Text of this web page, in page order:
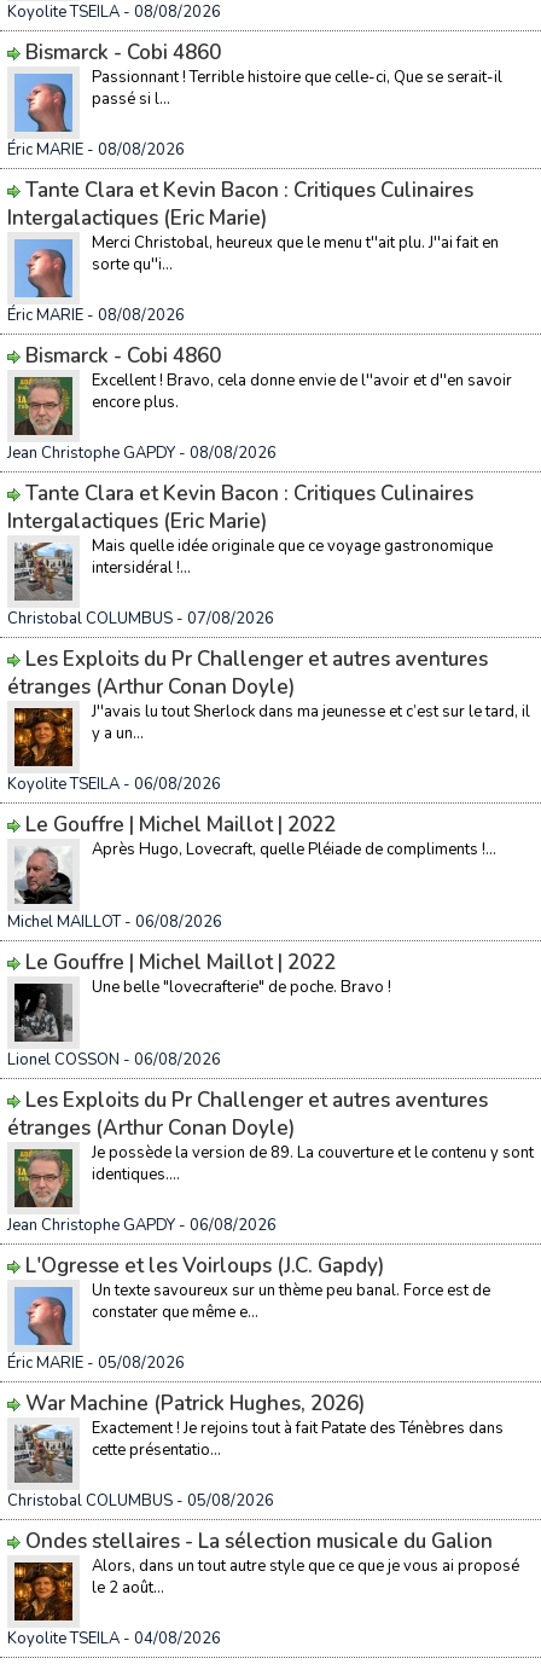
Koyolite TSEILA - 08/08/2026
Bismarck - Cobi 4860
Passionnant ! Terrible histoire que celle-ci, Que se serait-il
passé si l...
Éric MARIE - 08/08/2026
Tante Clara et Kevin Bacon : Critiques Culinaires
Intergalactiques (Eric Marie)
Merci Christobal, heureux que le menu t''ait plu. J''ai fait en
sorte qu''i...
Éric MARIE - 08/08/2026
Bismarck - Cobi 4860
Excellent ! Bravo, cela donne envie de l''avoir et d''en savoir
encore plus.
Jean Christophe GAPDY - 08/08/2026
Tante Clara et Kevin Bacon : Critiques Culinaires
Intergalactiques (Eric Marie)
Mais quelle idée originale que ce voyage gastronomique
intersidéral !...
Christobal COLUMBUS - 07/08/2026
Les Exploits du Pr Challenger et autres aventures
étranges (Arthur Conan Doyle)
J''avais lu tout Sherlock dans ma jeunesse et c’est sur le tard, il
y a un...
Koyolite TSEILA - 06/08/2026
Le Gouffre | Michel Maillot | 2022
Après Hugo, Lovecraft, quelle Pléiade de compliments !...
Michel MAILLOT- 06/08/2026
Le Gouffre | Michel Maillot | 2022
Une belle "lovecrafterie" de poche. Bravo !
Lionel COSSON - 06/08/2026
Les Exploits du Pr Challenger et autres aventures
étranges (Arthur Conan Doyle)
Je possède la version de 89. La couverture et le contenu y sont
identiques....
Jean Christophe GAPDY - 06/08/2026
L'Ogresse et les Voirloups (J.C. Gapdy)
Un texte savoureux sur un thème peu banal. Force est de
constater que même e...
Éric MARIE - 05/08/2026
War Machine (Patrick Hughes, 2026)
Exactement ! Je rejoins tout à fait Patate des Ténèbres dans
cette présentatio...
Christobal COLUMBUS - 05/08/2026
Ondes stellaires - La sélection musicale du Galion
Alors, dans un tout autre style que ce que je vous ai proposé
le 2 août...
Koyolite TSEILA - 04/08/2026